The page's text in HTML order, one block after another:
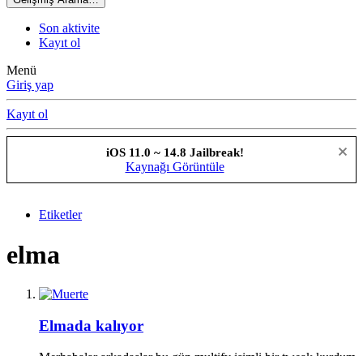
Son aktivite
Kayıt ol
Menü
Giriş yap
Kayıt ol
iOS 11.0 ~ 14.8 Jailbreak!
Kaynağı Görüntüle
Etiketler
elma
Elmada kalıyor